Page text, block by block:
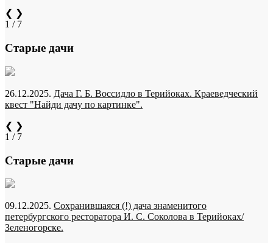
❮ ❯
1 / 7
Старые дачи
26.12.2025. Дача Г. Б. Воссидло в Терийоках. Краеведческий
квест "Найди дачу по картинке".
❮ ❯
1 / 7
Старые дачи
09.12.2025. Сохранившаяся (!) дача знаменитого
петербургского ресторатора И. С. Соколова в Терийоках/
Зеленогорске.